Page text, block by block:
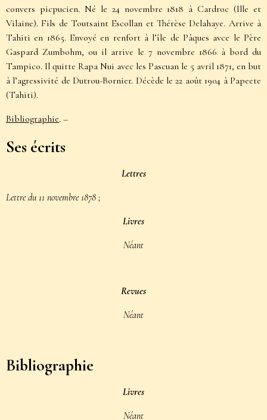
convers picpucien. Né le 24 novembre 1818 à Cardroc (Ille et
Vilaine). Fils de Toutsaint Escollan et Thérèse Delahaye. Arrive à
Tahiti en 1865. Envoyé en renfort à l’île de Pâques avce le Père
Gaspard Zumbohm, ou il arrive le 7 novembre 1866 à bord du
Tampico. Il quitte Rapa Nui avec les Pascuan le 5 avril 1871, en but
à l’agressivité de Dutrou-Bornier. Décède le 22 août 1904 à Papeete
(Tahiti).
Bibliographie. –
Ses écrits
Lettres
Lettre du 11 novembre 1878 ;
Livres
Néant
Revues
Néant
Bibliographie
Livres
Néant